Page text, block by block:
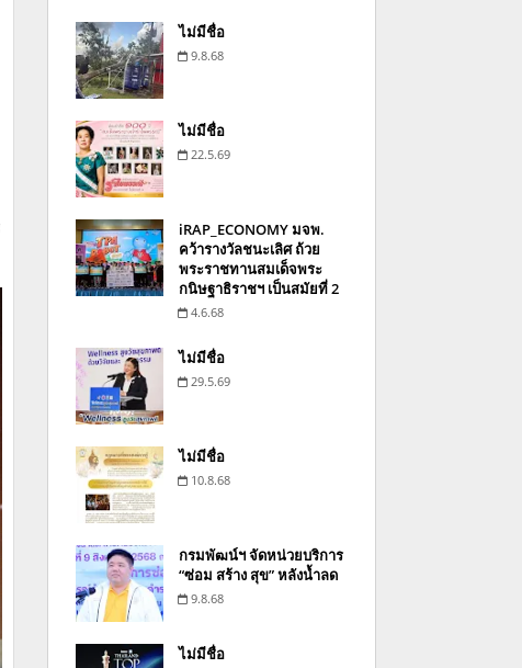
ไม่มีชื่อ
9.8.68
ไม่มีชื่อ
22.5.69
iRAP_ECONOMY มจพ.
คว้ารางวัลชนะเลิศ ถ้วย
พระราชทานสมเด็จพระ
กนิษฐาธิราชฯ เป็นสมัยที่ 2
4.6.68
ไม่มีชื่อ
29.5.69
ไม่มีชื่อ
10.8.68
กรมพัฒน์ฯ จัดหน่วยบริการ
“ซ่อม สร้าง สุข” หลังน้ำลด
9.8.68
ไม่มีชื่อ